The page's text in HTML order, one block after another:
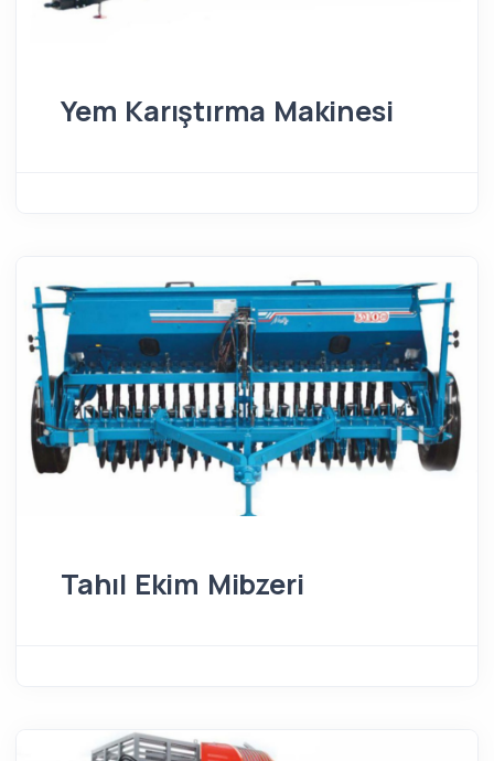
Yem Karıştırma Makinesi
Tahıl Ekim Mibzeri